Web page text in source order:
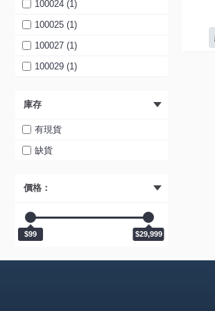
100024 (1)
100025 (1)
100027 (1)
100029 (1)
100031 (1)
100032 (1)
100035 (1)
803740 (1)
803756 (1)
803757 (1)
庫存
有現貨
缺貨
價格：
$99 $29,999